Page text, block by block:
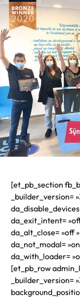
[et_pb_section
_builder_version=
da_exit_intent=
da_alt_close= »off
da_not_modal=
da_with_loader=
[et_pb_row
_builder_version=